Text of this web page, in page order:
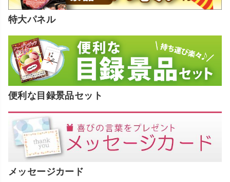
特大パネル
便利な目録景品セット
メッセージカード